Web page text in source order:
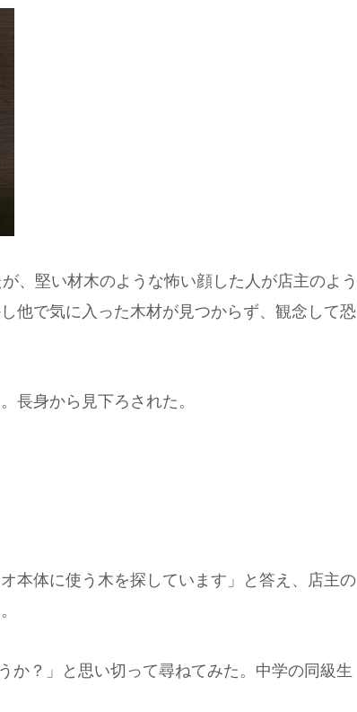
、堅い材木のような怖い顔した人が店主のよう
他で気に入った木材が見つからず、観念して恐
長身から見下ろされた。
本体に使う木を探しています」と答え、店主の
か？」と思い切って尋ねてみた。中学の同級生